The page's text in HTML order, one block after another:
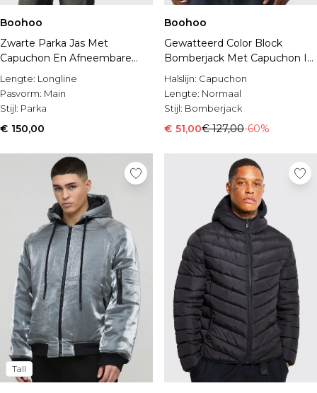
Boohoo
Zwarte Parka Jas Met
Capuchon En Afneembare
Faux Fur Zoom
Lengte: Longline
Pasvorm: Main
Stijl: Parka
€ 150,00
Boohoo
Gewatteerd Color Block
Bomberjack Met Capuchon In
Paars
Halslijn: Capuchon
Lengte: Normaal
Stijl: Bomberjack
€ 51,00€ 127,00-60%
Tall